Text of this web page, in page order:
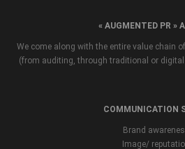
« AUGMENTED PR »
We come along with the entire value chain
(from auditing, through traditional or
COMMUNICATION
Brand
Image/